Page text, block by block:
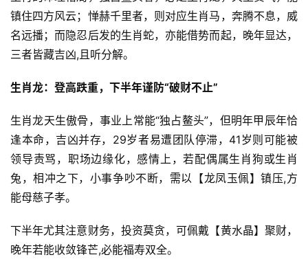
镇住四方风云；惮赫千里者，则对应生肖马，奔腾不息，威
名远播；而隐忍后发的生肖蛇，亦能借势而起，晚年显达，
三者皆藏吉凶,且听分解。
生肖龙：登高跌重，下半年谨防“破财不止”
生肖龙天生傲骨，事业上常能“独占鳌头”，但明年甲辰年恰
逢本命，吉凶并存，29岁者易遭团队停滞，41岁则可能被
领导责骂，职场边缘化，感情上，若配偶属生肖狗或生肖
兔，相冲之下，小事争吵不断，需以【龙凤玉佩】镇压,方
能母慈子孝。
下半年尤其注意财务，投资莫贪，可佩戴【黄水晶】聚财，
晚年若能收敛锋芒,必能福寿双全。